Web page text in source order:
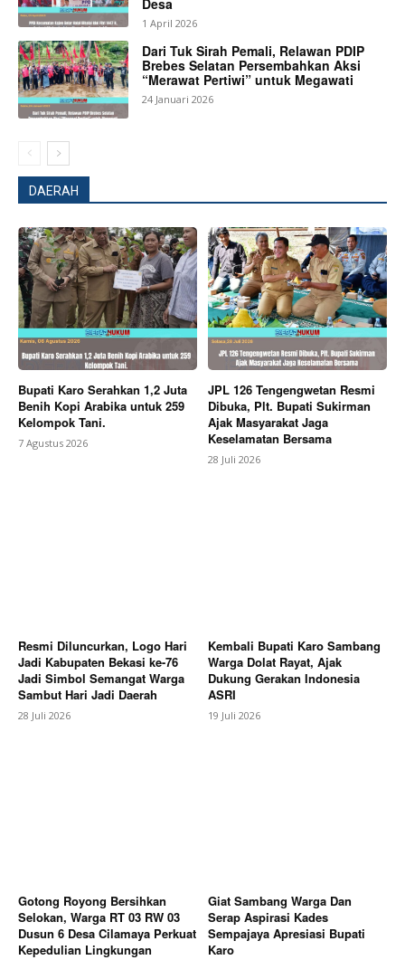
SUBSCRIBE NOW
Company
About
Subscription Plans
My account
Bagikan Artikel
Budaya Adalah Tanggung Jawab Bersama
1 April 2026
Dari Tuk Sirah Pemali, Relawan PDIP
Brebes Selatan Persembahkan Aksi
“Merawat Pertiwi” untuk Megawati
24 Januari 2026
DAERAH
Bupati Karo Serahkan 1,2 Juta
Benih Kopi Arabika untuk 259
Kelompok Tani.
7 Agustus 2026
JPL 126 Tengengwetan Resmi
Dibuka, Plt. Bupati Sukirman
Ajak Masyarakat Jaga
Keselamatan Bersama
28 Juli 2026
Resmi Diluncurkan, Logo Hari
Jadi Kabupaten Bekasi ke-76
Jadi Simbol Semangat Warga
Sambut Hari Jadi Daerah
28 Juli 2026
Kembali Bupati Karo Sambang
Warga Dolat Rayat, Ajak
Dukung Gerakan Indonesia
ASRI
19 Juli 2026
Gotong Royong Bersihkan
Selokan, Warga RT 03 RW 03
Dusun 6 Desa Cilamaya Perkuat
Kepedulian Lingkungan
Giat Sambang Warga Dan
Serap Aspirasi Kades
Sempajaya Apresiasi Bupati
Karo